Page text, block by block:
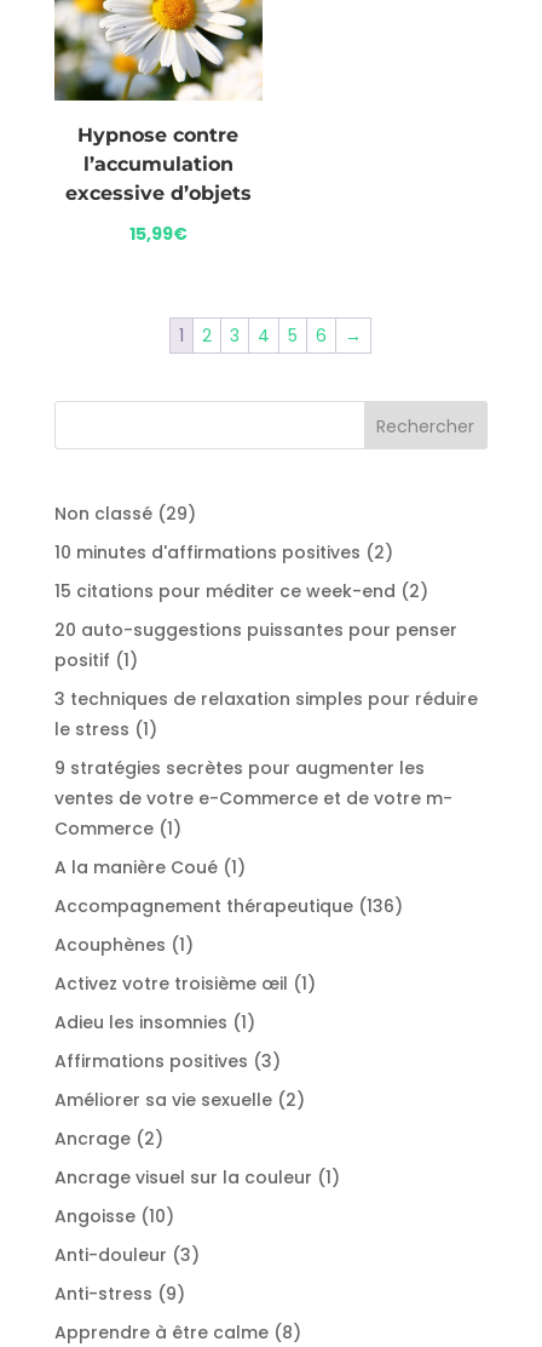
Hypnose contre
l’accumulation
excessive d’objets
15,99€
1 2 3 4 5 6 →
Non classé 2929
produits
10 minutes d'affirmations positives 22
produits
15 citations pour méditer ce week-end 22
produits
20 auto-suggestions puissantes pour penser
positif 11
produit
3 techniques de relaxation simples pour réduire
le stress 11
produit
9 stratégies secrètes pour augmenter les
ventes de votre e-Commerce et de votre m-
Commerce 11
produit
A la manière Coué 11
produit
Accompagnement thérapeutique 136136
Acouphènes 11
produit
Activez votre troisième œil 11
Adieu les insomnies 11
produit
Affirmations positives 33
produits
Améliorer sa vie sexuelle 22
Ancrage 22
produits
Ancrage visuel sur la couleur 11
Angoisse 1010
produits
Anti-douleur 33
Anti-stress 99
produits
Apprendre à être calme 88